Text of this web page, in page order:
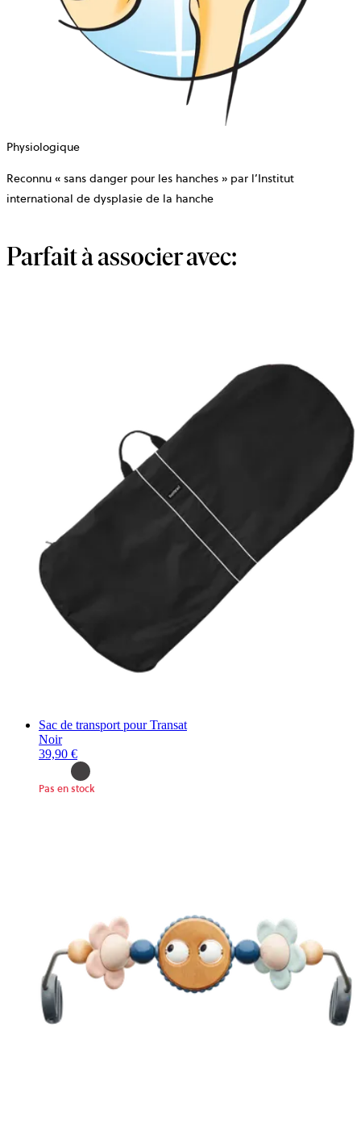
Physiologique
Reconnu « sans danger pour les hanches » par l’Institut
international de dysplasie de la hanche
Parfait à associer avec:
Sac de transport pour Transat
Noir
39,90 €
Pas en stock